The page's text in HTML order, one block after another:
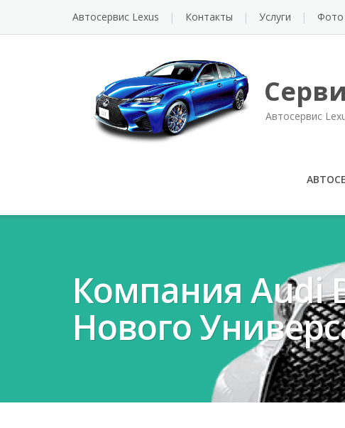
Автосервис Lexus Контакты Услуги Фото
Автосервис
Компания Audi
Нового